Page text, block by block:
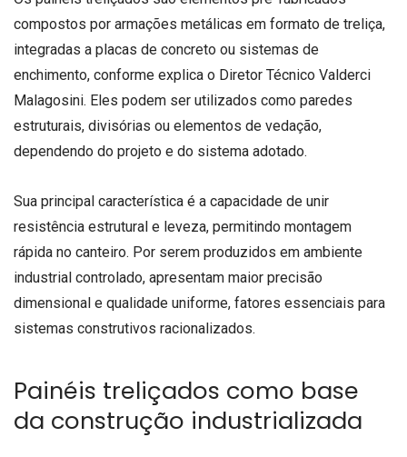
compostos por armações metálicas em formato de treliça,
integradas a placas de concreto ou sistemas de
enchimento, conforme explica o Diretor Técnico Valderci
Malagosini. Eles podem ser utilizados como paredes
estruturais, divisórias ou elementos de vedação,
dependendo do projeto e do sistema adotado.
Sua principal característica é a capacidade de unir
resistência estrutural e leveza, permitindo montagem
rápida no canteiro. Por serem produzidos em ambiente
industrial controlado, apresentam maior precisão
dimensional e qualidade uniforme, fatores essenciais para
sistemas construtivos racionalizados.
Painéis treliçados como base
da construção industrializada